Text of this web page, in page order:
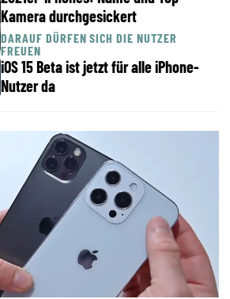
Kamera durchgesickert
DARAUF DÜRFEN SICH DIE NUTZER
FREUEN
iOS 15 Beta ist jetzt für alle iPhone-
Nutzer da